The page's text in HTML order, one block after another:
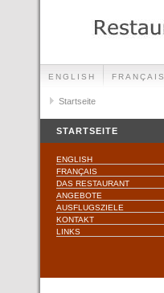
ENGLISH FRANÇAIS
Startseite
STARTSEITE
ENGLISH
FRANÇAIS
DAS RESTAURANT
ANGEBOTE
AUSFLUGSZIELE
KONTAKT
LINKS